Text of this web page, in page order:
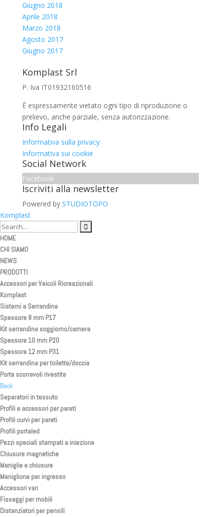
Giugno 2018
Aprile 2018
Marzo 2018
Agosto 2017
Giugno 2017
Komplast Srl
P. Iva IT01932160516
È espressamente vietato ogni tipo di riproduzione o
prelievo, anche parziale, senza autorizzazione.
Info Legali
Informativa sulla privacy
Informativa sui cookie
Social Network
Facebook
Iscriviti alla newsletter
Powered by STUDIOTOPO
Komplast
HOME
CHI SIAMO
NEWS
PRODOTTI
Accessori per Veicoli Ricreazionali
Komplast
Sistemi a Serrandina
Spessore 8 mm P17
Kit serrandina soggiorno/camera
Spessore 10 mm P20
Spessore 12 mm P31
Kit serrandina per toilette/doccia
Porte scorrevoli rivestite
Back
Separatori in tessuto
Profili e accessori per pareti
Profili curvi per pareti
Profili portaled
Pezzi speciali stampati a iniezione
Chiusure magnetiche
Maniglie e chiusure
Maniglione per ingresso
Accessori vari
Fissaggi per mobili
Distanziatori per pensili